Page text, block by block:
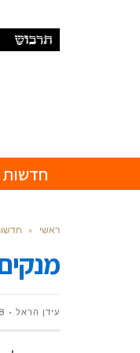
חדשות
ראשי »
עידן הראל 8 באוגוסט 2013